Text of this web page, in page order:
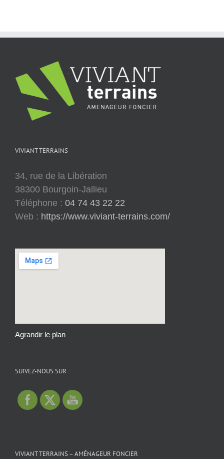
VIVIANT TERRAINS
34, rue de la Libération
38300 Bourgoin-Jallieu
Téléphone : 04 74 43 22 22
Web : https://www.viviant-terrains.com/
Agrandir le plan
SUIVEZ-NOUS SUR :
VIVIANT TERRAINS – AMÉNAGEUR FONCIER